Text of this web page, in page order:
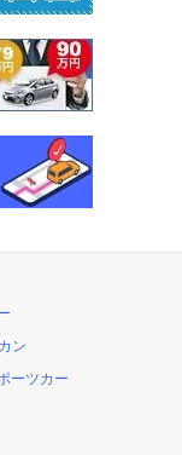
ン
ーツカー